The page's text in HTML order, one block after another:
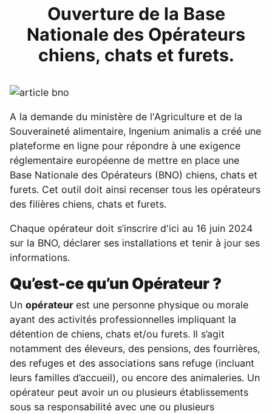
Ouverture de la Base
Nationale des Opérateurs
chiens, chats et furets.
A la demande du ministère de l'Agriculture et de la
Souveraineté alimentaire, Ingenium animalis a créé une
plateforme en ligne pour répondre à une exigence
réglementaire européenne de mettre en place une
Base Nationale des Opérateurs (BNO) chiens, chats et
furets. Cet outil doit ainsi recenser tous les opérateurs
des filières chiens, chats et furets.
Chaque opérateur doit s’inscrire d'ici au 16 juin 2024
sur la BNO, déclarer ses installations et tenir à jour ses
informations.
Qu’est-ce qu’un Opérateur ?
Un opérateur est une personne physique ou morale
ayant des activités professionnelles impliquant la
détention de chiens, chats et/ou furets. Il s’agit
notamment des éleveurs, des pensions, des fourrières,
des refuges et des associations sans refuge (incluant
leurs familles d’accueil), ou encore des animaleries. Un
opérateur peut avoir un ou plusieurs établissements
sous sa responsabilité avec une ou plusieurs